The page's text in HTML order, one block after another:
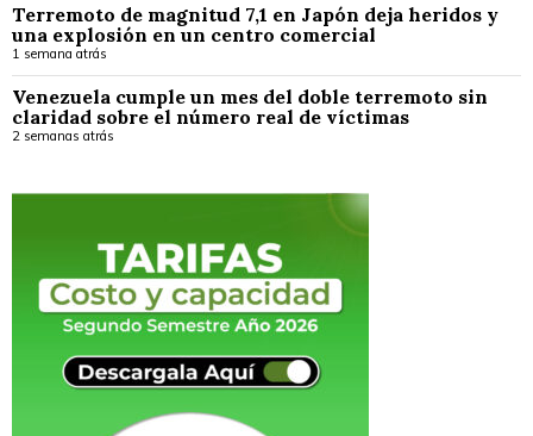
Terremoto de magnitud 7,1 en Japón deja heridos y
una explosión en un centro comercial
1 semana atrás
Venezuela cumple un mes del doble terremoto sin
claridad sobre el número real de víctimas
2 semanas atrás